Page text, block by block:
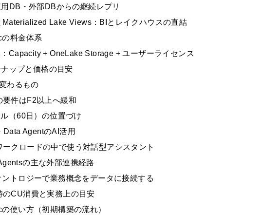
DB・外部DBからの継続レプリ
Materialized Lake Views：BIとレイクハウスの直結
料金体系
Capacity + OneLake Storage + ユーザーライセンス
ップと価格の目安
わるもの
件はF2以上へ緩和
（60日）の位置づけ
AgentのAI活用
クロードの中で使う対話型アシスタント
の主な外部連携経路
トロジーで業務概念をデータに接続する
CU消費と実務上の目安
使い方（初期構築の流れ）